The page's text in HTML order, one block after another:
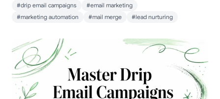
#drip email campaigns
#email marketing
#marketing automation
#mail merge #lead nurturing